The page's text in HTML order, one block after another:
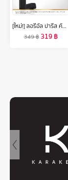
[ใหม่!] ลอรีอัล ปารีส คัลเลอร์ ริช อินเทนซ์ วอลุ่ม แมท L’OREAL PARIS COLOR RICHE INTENSE VOLUME MATTE (ลิปแมท, ลิปแมทเนื้อนุ่ม, ลิปลอรีอัล, ติดทนนาน 16 ชั่วโมง)
349฿ 319฿